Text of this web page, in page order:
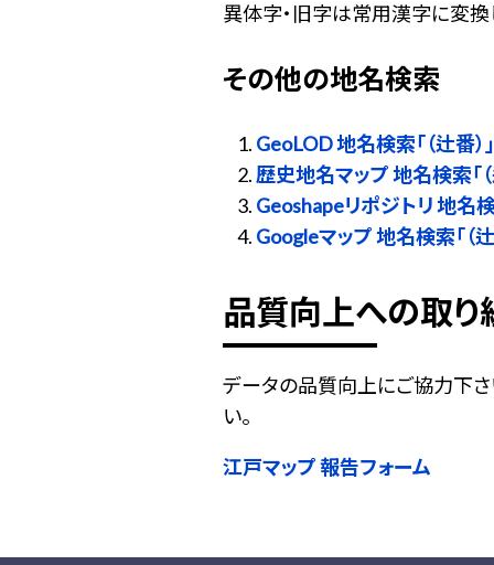
異体字・旧字は常用漢字に変
その他の地名検索
GeoLOD 地名検索「（辻番）」
歴史地名マップ 地名検索「（
Geoshapeリポジトリ 地名検
Googleマップ 地名検索「（辻
品質向上への取り
データの品質向上にご協力下
い。
江戸マップ 報告フォーム